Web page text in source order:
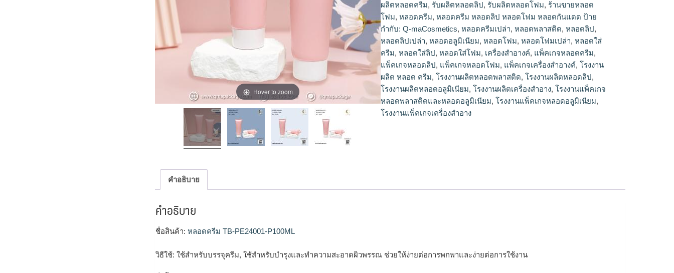
Hover to zoom
ผลิตหลอดครีม, รับผลิตหลอดลิป, รับผลิตหลอดโฟม, ร้านขายหลอด
โฟม,หลอดครีม,หลอดครีม หลอดลิป หลอดโฟม หลอดกันแดด ป้าย
กำกับ: Q-maCosmetics,หลอดครีมเปล่า,หลอดพลาสติด,หลอดลิป,
หลอดลิปเปล่า,หลอดอลูมิเนียม,หลอดโฟม,หลอดโฟมเปล่า,หลอดใส่
ครีม,หลอดใส่ลิป,หลอดใส่โฟม, เครื่องสำอางค์, แพ็คเกจหลอดครีม,
แพ็คเกจหลอดลิป, แพ็คเกจหลอดโฟม, แพ็คเกจเครื่องสำอางค์,โรงงาน
ผลิต หลอด ครีม,โรงงานผลิตหลอดพลาสติด,โรงงานผลิตหลอดลิป,
โรงงานผลิตหลอดอลูมิเนียม,โรงงานผลิตเครื่องสำอาง,โรงงานแพ็คเกจ
หลอดพลาสติดและหลอดอลูมิเนียม,โรงงานแพ็คเกจหลอดอลูมิเนียม,
โรงงานแพ็คเกจเครื่องสำอาง
คำอธิบาย
คำอธิบาย
ชื่อสินค้า: หลอดครีม TB-PE24001-P100ML
วิธีใช้: ใช้สำหรับบรรจุครีม, ใช้สำหรับบำรุงและทำความสะอาดผิวพรรณ ช่วยให้ง่ายต่อการพกพาและง่ายต่อการใช้งาน